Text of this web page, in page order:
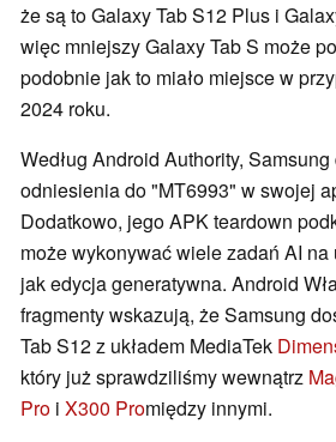
że są to Galaxy Tab S12 Plus i
więc mniejszy Galaxy Tab S może
podobnie jak to miało miejsce w
2024 roku.
Według Android Authority, Samsung
odniesienia do "MT6993" w swojej
Dodatkowo, jego APK teardown
może wykonywać wiele zadań AI
jak edycja generatywna. Android
fragmenty wskazują, że Samsung
Tab S12 z układem MediaTek
który już sprawdziliśmy wewnątrz
Pro i X300 Promiędzy innymi.